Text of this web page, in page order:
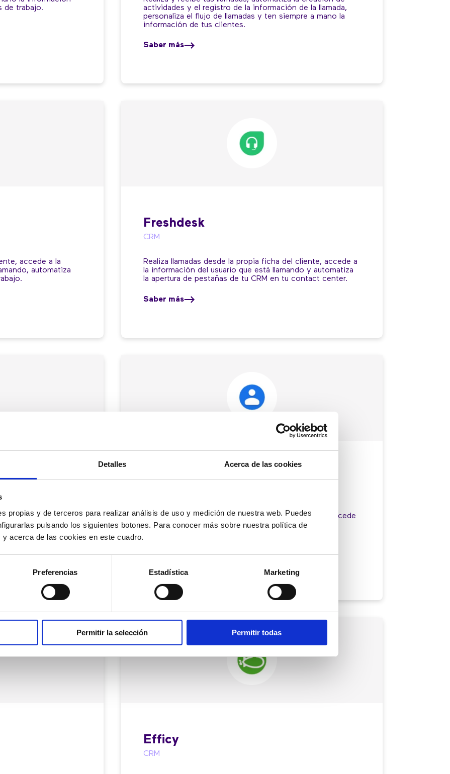
Detalles Acerca de las cookies
propias y de terceros para realizar análisis de uso y medición de nuestra web. Puedes
pulsando los siguientes botones. Para conocer más sobre nuestra política de
acerca de las cookies en este cuadro.
Preferencias Estadística Marketing
Permitir la selección Permitir todas
de trabajo.
actividades y el registro de la información de la llamada,
personaliza el flujo de llamadas y ten siempre a mano la
información de tus clientes.
Saber más
accede a la
automatiza
Freshdesk
CRM
Realiza llamadas desde la propia ficha del cliente, accede a
la información del usuario que está llamando y automatiza
la apertura de pestañas de tu CRM en tu contact center.
Saber más
de teléfono,
llamando y
CRM en tu
Gmail contactos
Realiza llamadas desde la propia ficha del cliente y accede
a la información del usuario que está llamando.
Efficy
CRM